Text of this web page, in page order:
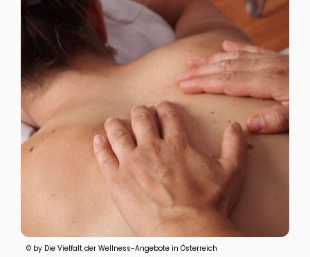
© by Die Vielfalt der Wellness-Angebote in Österreich